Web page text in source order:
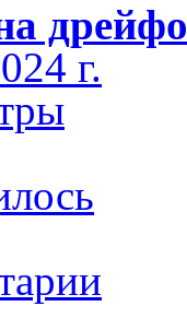
г.